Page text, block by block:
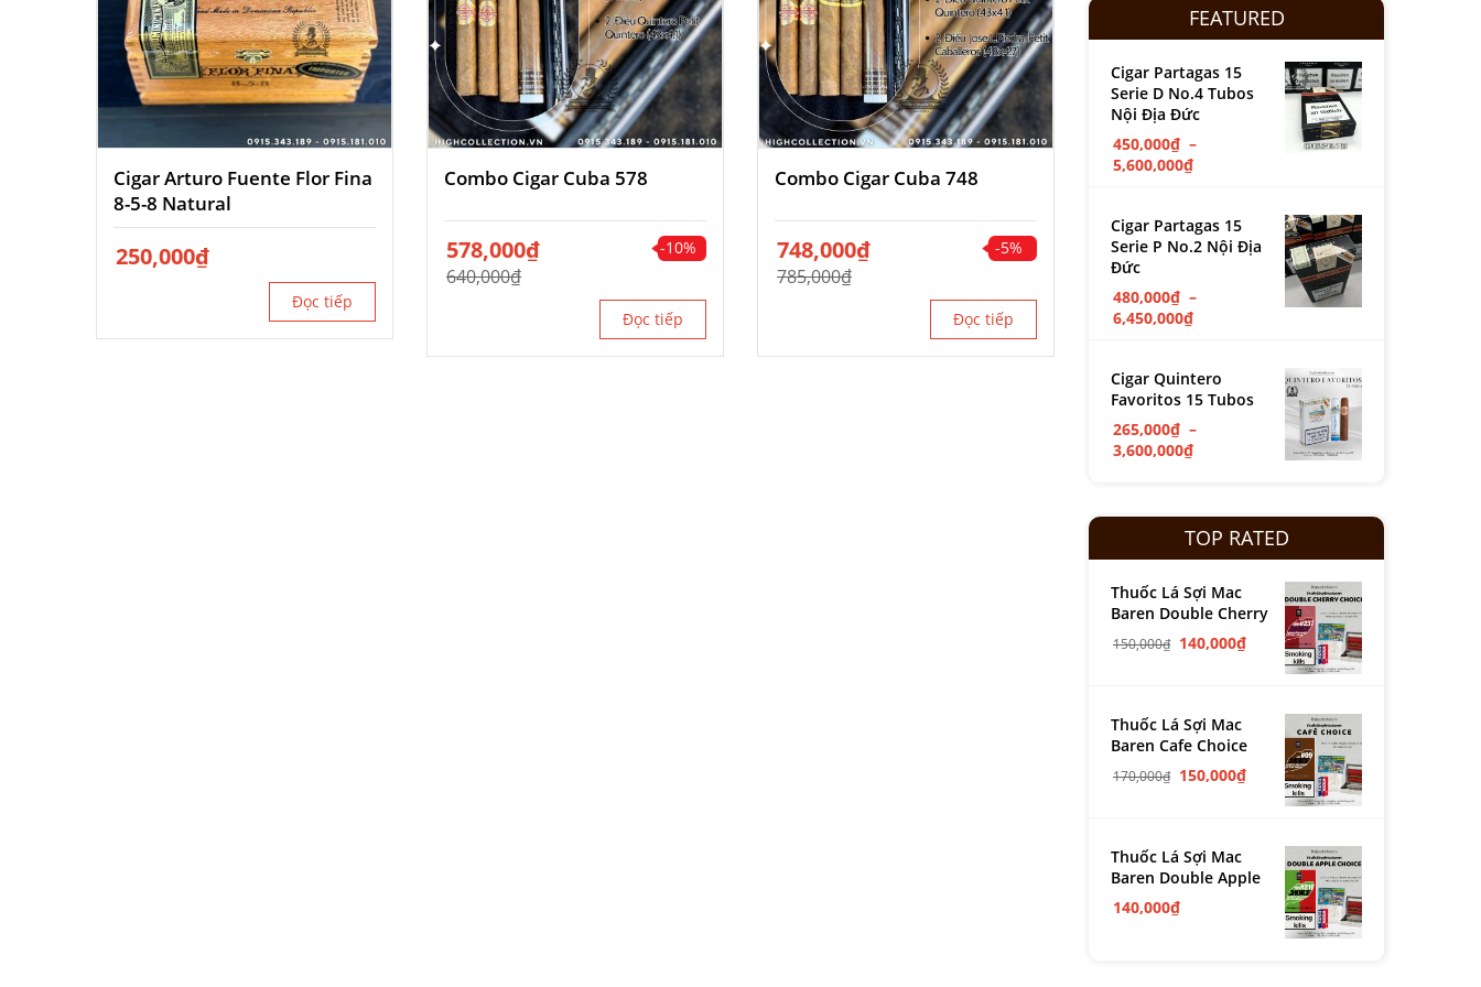
Cigar Arturo Fuente Flor Fina
8-5-8 Natural
250,000₫
Đọc tiếp
Combo Cigar Cuba 578
640,000₫
Giá
gốc
là:
578,000₫
Giá
hiện
tại
-10%
Đọc tiếp
Combo Cigar Cuba 748
785,000₫
Giá
gốc
là:
748,000₫
Giá
hiện
tại
-5%
Đọc tiếp
FEATURED
Cigar Partagas 15
Serie D No.4 Tubos
Nội Địa Đức
450,000₫ –
5,600,000₫
Cigar Partagas 15
Serie P No.2 Nội Địa
Đức
480,000₫ –
6,450,000₫
Cigar Quintero
Favoritos 15 Tubos
265,000₫ –
3,600,000₫
TOP RATED
Thuốc Lá Sợi Mac
Baren Double Cherry
150,000₫ 140,000₫
Thuốc Lá Sợi Mac
Baren Cafe Choice
170,000₫ 150,000₫
Thuốc Lá Sợi Mac
Baren Double Apple
140,000₫